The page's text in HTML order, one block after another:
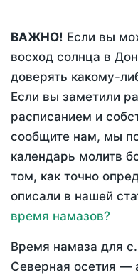
ВАЖНО! Если вы
восход солнца в
доверять какому-
Если вы заметили
расписанием и
сообщите нам, мы
календарь молитв
том, как точно
описали в нашей
время намазов?
Время намаза для
Северная осетия —